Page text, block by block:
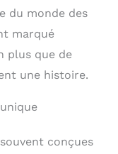
du monde des
marqué
plus que de
une histoire.
conçues